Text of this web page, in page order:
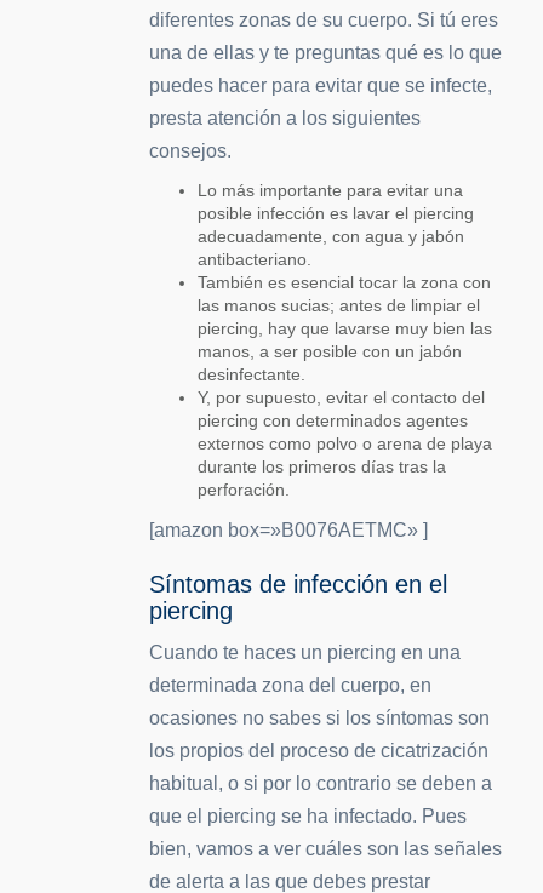
diferentes zonas de su cuerpo. Si tú eres
una de ellas y te preguntas qué es lo que
puedes hacer para evitar que se infecte,
presta atención a los siguientes
consejos.
Lo más importante para evitar una
posible infección es lavar el piercing
adecuadamente, con agua y jabón
antibacteriano.
También es esencial tocar la zona con
las manos sucias; antes de limpiar el
piercing, hay que lavarse muy bien las
manos, a ser posible con un jabón
desinfectante.
Y, por supuesto, evitar el contacto del
piercing con determinados agentes
externos como polvo o arena de playa
durante los primeros días tras la
perforación.
[amazon box=»B0076AETMC» ]
Síntomas de infección en el
piercing
Cuando te haces un piercing en una
determinada zona del cuerpo, en
ocasiones no sabes si los síntomas son
los propios del proceso de cicatrización
habitual, o si por lo contrario se deben a
que el piercing se ha infectado. Pues
bien, vamos a ver cuáles son las señales
de alerta a las que debes prestar